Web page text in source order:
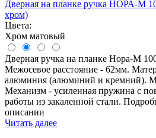
Дверная на планке ручка НОРА-М
хром)
Цвета:
Хром матовый
Дверная ручка на планке Нора-М
Межосевое расстояние - 62мм.
алюминия (алюминий и кремний).
Механизм - усиленная пружина с
работы из закаленной стали.
описании
Читать далее